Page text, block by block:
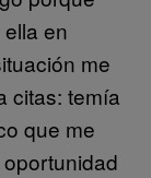
en
me
citas: temía
que me